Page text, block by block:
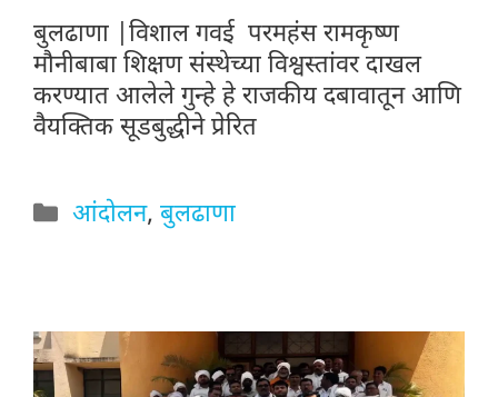
बुलढाणा |विशाल गवई परमहंस रामकृष्ण
मौनीबाबा शिक्षण संस्थेच्या विश्वस्तांवर दाखल
करण्यात आलेले गुन्हे हे राजकीय दबावातून आणि
वैयक्तिक सूडबुद्धीने प्रेरित
Categories
आंदोलन,बुलढाणा